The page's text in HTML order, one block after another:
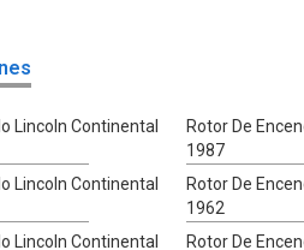
Lincoln Continental
Rotor De
1987
Lincoln Continental
Rotor De
1962
Lincoln Continental
Rotor De